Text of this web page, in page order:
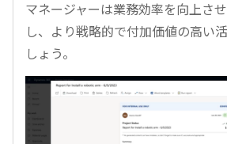
マネージャーは業務効率を向上さ
し、より戦略的で付加価値の高い
しょう。